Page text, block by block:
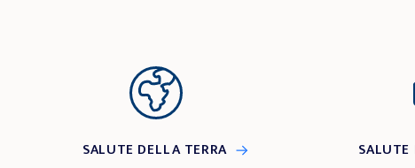
SALUTE DELLA TERRA SALUTE